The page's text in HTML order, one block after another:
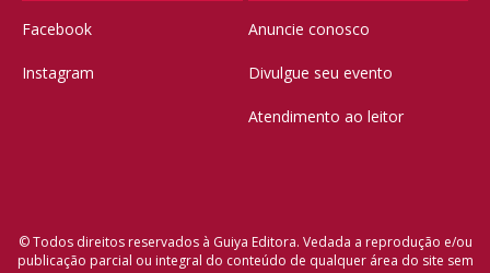
Facebook
Instagram
Anuncie conosco
Divulgue seu evento
Atendimento ao leitor
© Todos direitos reservados à Guiya Editora. Vedada a reprodução e/ou
publicação parcial ou integral do conteúdo de qualquer área do site sem